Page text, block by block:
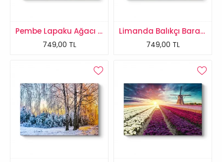
Pembe Lapaku Ağacı Tablosu
749,00 TL
Limanda Balıkçı Barakaları Tablosu
749,00 TL